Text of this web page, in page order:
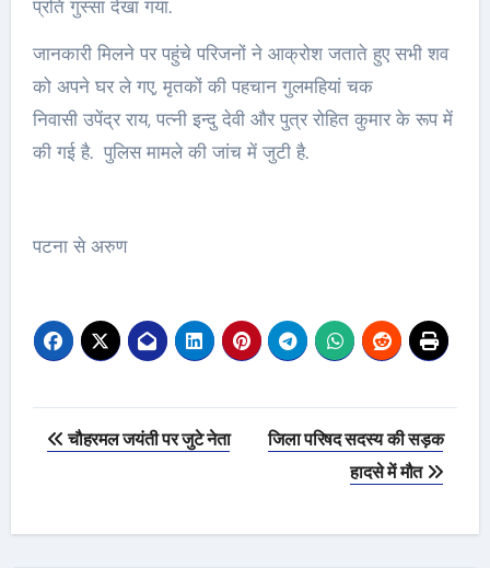
प्रति गुस्सा देखा गया.
जानकारी मिलने पर पहुंचे परिजनों ने आक्रोश जताते हुए सभी शव
को अपने घर ले गए, मृतकों की पहचान गुलमहियां चक
निवासी उपेंद्र राय, पत्नी इन्दु देवी और पुत्र रोहित कुमार के रूप में
की गई है. पुलिस मामले की जांच में जुटी है.
पटना से अरुण
Post
चौहरमल जयंती पर जुटे नेता
जिला परिषद सदस्य की सड़क
हादसे में मौत